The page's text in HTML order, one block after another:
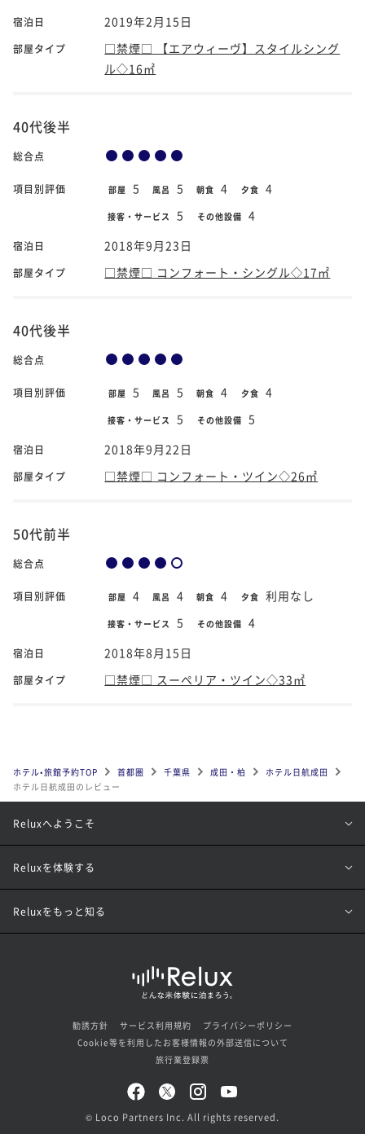
宿泊日 2019年2月15日
部屋タイプ
□禁煙□ 【エアウィーヴ】スタイルシング
ル◇16㎡
40代後半
総合点
項目別評価 部屋 5 風呂 5 朝食 4 夕食 4
接客・サービス 5 その他設備 4
宿泊日 2018年9月23日
部屋タイプ □禁煙□ コンフォート・シングル◇17㎡
40代後半
総合点
項目別評価 部屋 5 風呂 5 朝食 4 夕食 4
接客・サービス 5 その他設備 5
宿泊日 2018年9月22日
部屋タイプ □禁煙□ コンフォート・ツイン◇26㎡
50代前半
総合点
項目別評価 部屋 4 風呂 4 朝食 4 夕食 利用なし
接客・サービス 5 その他設備 4
宿泊日 2018年8月15日
部屋タイプ □禁煙□ スーペリア・ツイン◇33㎡
ホテル•旅館予約TOP 首都圏 千葉県 成田・柏
ホテル日航成田
ホテル日航成田のレビュー
Reluxへようこそ
Reluxを体験する
Reluxをもっと知る
勧誘方針 サービス利用規約
プライバシーポリシー
Cookie等を利用したお客様情報の外部送信について
旅行業登録票
© Loco Partners Inc. All rights reserved.